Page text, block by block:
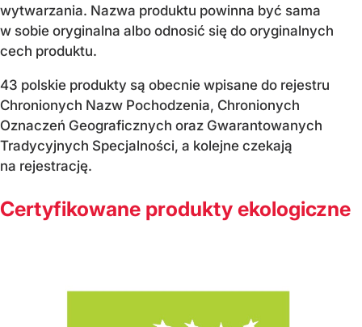
wytwarzania. Nazwa produktu powinna być sama
w sobie oryginalna albo odnosić się do oryginalnych
cech produktu.
43 polskie produkty są obecnie wpisane do rejestru
Chronionych Nazw Pochodzenia, Chronionych
Oznaczeń Geograficznych oraz Gwarantowanych
Tradycyjnych Specjalności, a kolejne czekają
na rejestrację.
Certyfikowane produkty ekologiczne